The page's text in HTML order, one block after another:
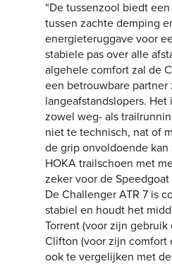
“De tussenzool biedt
tussen zachte demping
energieteruggave voor
stabiele pas over alle
algehele comfort zal de
een betrouwbare partner
langeafstandslopers. Het
zowel weg- als
niet te technisch, nat of
de grip onvoldoende kan
HOKA trailschoen met
zeker voor de
De Challenger ATR 7 is
stabiel en houdt het
Torrent (voor zijn gebruik
Clifton (voor zijn comfort
ook te vergelijken met